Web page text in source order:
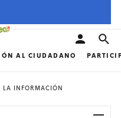
AL CIUDADANO
LA INFORMACIÓN